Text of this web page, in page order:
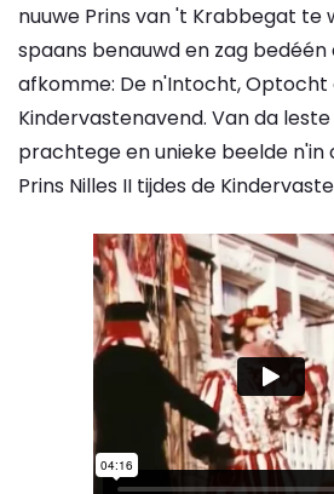
nuuwe Prins van 't Krabbegat te
spaans benauwd en zag bedéén
afkomme: De n'Intocht, Optocht
Kindervastenavend. Van da
prachtege en unieke beelde n'in
Prins Nilles II tijdes de